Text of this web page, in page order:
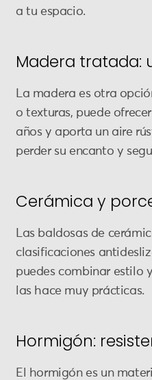
a tu espacio.
Madera tratada:
La madera es otra
o texturas, puede
años y aporta un aire
perder su encanto y
Cerámica y
Las baldosas de
clasificaciones
puedes combinar estilo
las hace muy prácticas.
Hormigón:
El hormigón es un